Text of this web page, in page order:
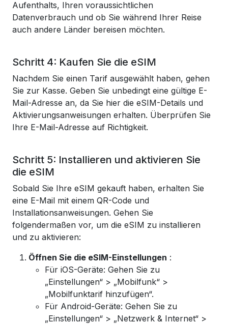
Aufenthalts, Ihren voraussichtlichen
Datenverbrauch und ob Sie während Ihrer Reise
auch andere Länder bereisen möchten.
Schritt 4: Kaufen Sie die eSIM
Nachdem Sie einen Tarif ausgewählt haben, gehen
Sie zur Kasse. Geben Sie unbedingt eine gültige E-
Mail-Adresse an, da Sie hier die eSIM-Details und
Aktivierungsanweisungen erhalten. Überprüfen Sie
Ihre E-Mail-Adresse auf Richtigkeit.
Schritt 5: Installieren und aktivieren Sie
die eSIM
Sobald Sie Ihre eSIM gekauft haben, erhalten Sie
eine E-Mail mit einem QR-Code und
Installationsanweisungen. Gehen Sie
folgendermaßen vor, um die eSIM zu installieren
und zu aktivieren:
Öffnen Sie die eSIM-Einstellungen :
Für iOS-Geräte: Gehen Sie zu
„Einstellungen“ > „Mobilfunk“ >
„Mobilfunktarif hinzufügen“.
Für Android-Geräte: Gehen Sie zu
„Einstellungen“ > „Netzwerk & Internet“ >